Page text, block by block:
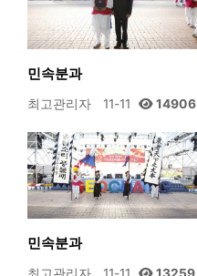
민속분과
최고관리자 11-11 14906
민속분과
최고관리자 11-11 13259